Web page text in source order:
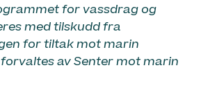
for vassdrag og
med tilskudd fra
for tiltak mot marin
av Senter mot marin